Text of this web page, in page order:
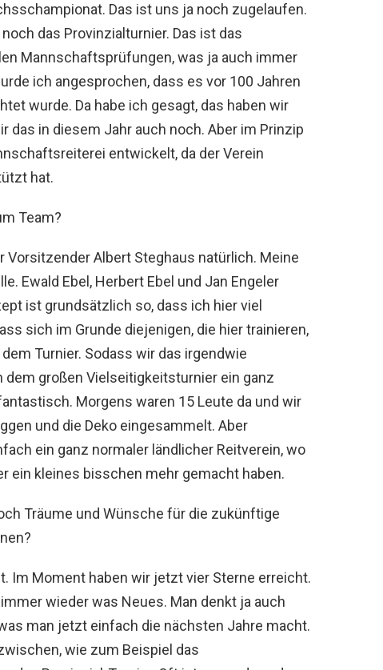
Das ist uns ja noch zugelaufen.
das Provinzialturnier. Das ist das
Mannschaftsprüfungen, was ja auch immer
ich angesprochen, dass es vor 100 Jahren
wurde. Da habe ich gesagt, das haben wir
das in diesem Jahr auch noch. Aber im Prinzip
entwickelt, da der Verein
hat.
Team?
Vorsitzender Albert Steghaus natürlich. Meine
Ewald Ebel, Herbert Ebel und Jan Engeler
ist grundsätzlich so, dass ich hier viel
sich im Grunde diejenigen, die hier trainieren,
Turnier. Sodass wir das irgendwie
großen Vielseitigkeitsturnier ein ganz
Morgens waren 15 Leute da und wir
und die Deko eingesammelt. Aber
ein ganz normaler ländlicher Reitverein, wo
ein kleines bisschen mehr gemacht haben.
Träume und Wünsche für die zukünftige
Im Moment haben wir jetzt vier Sterne erreicht.
wieder was Neues. Man denkt ja auch
man jetzt einfach die nächsten Jahre macht.
wie zum Beispiel das